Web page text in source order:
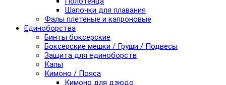
Шапочки для плавания
Фалы плетеные и капроновые
Единоборства
Бинты боксерские
Боксерские мешки / Груши / Подвесы
Защита для единоборств
Капы
Кимоно / Пояса
Кимоно для дзюдо